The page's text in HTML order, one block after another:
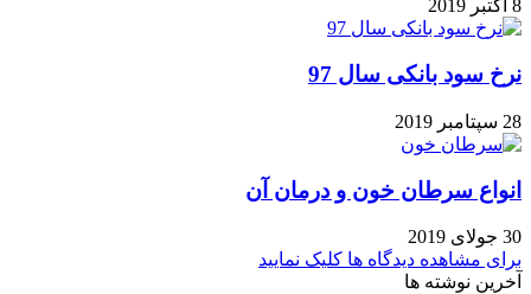
8 اکتبر 2019
نرخ سود بانکی سال 97
28 سپتامبر 2019
انواع سرطان خون و درمان آن
30 جولای 2019
برای مشاهده دیدگاه ها کلیک نمایید
آخرین نوشته ها